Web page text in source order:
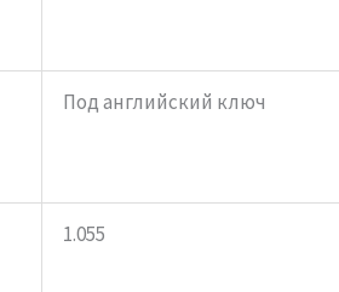
Под английский ключ
1.055